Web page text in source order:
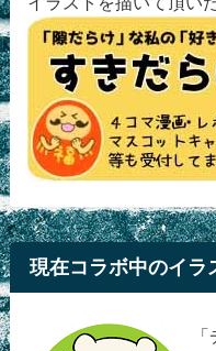
現在コラボ中のイラ